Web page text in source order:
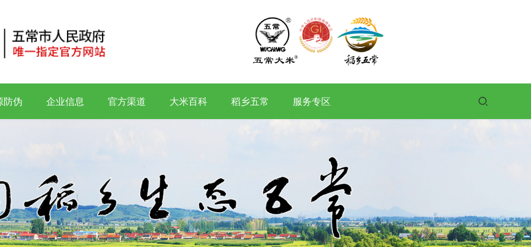
防伪 企业信息 官方渠道 大米百科 稻乡五常 服务专区